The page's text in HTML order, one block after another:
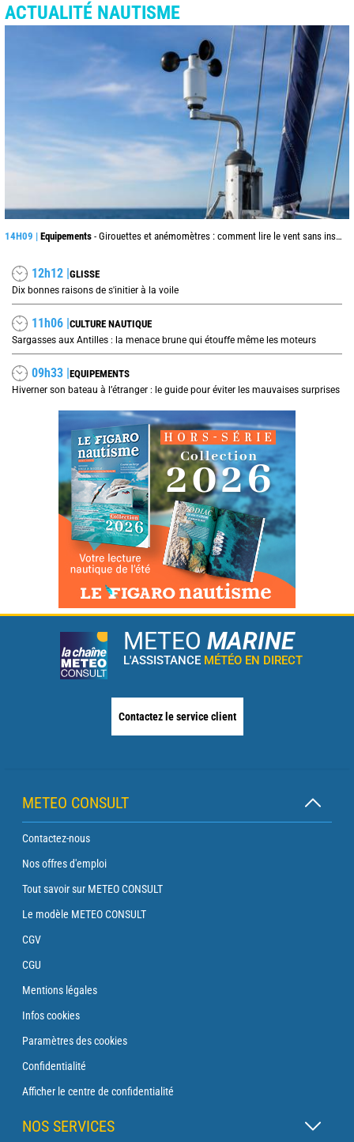
ACTUALITÉ NAUTISME
14H09 | Equipements - Girouettes et anémomètres : comment lire le vent sans instrument connecté
12h12 | GLISSE
Dix bonnes raisons de s'initier à la voile
11h06 | CULTURE NAUTIQUE
Sargasses aux Antilles : la menace brune qui étouffe même les moteurs
09h33 | EQUIPEMENTS
Hiverner son bateau à l’étranger : le guide pour éviter les mauvaises surprises
METEO MARINE
L'ASSISTANCE MÉTÉO EN DIRECT
Contactez le service client
METEO CONSULT
Contactez-nous
Nos offres d'emploi
Tout savoir sur METEO CONSULT
Le modèle METEO CONSULT
CGV
CGU
Mentions légales
Infos cookies
Paramètres des cookies
Confidentialité
Afficher le centre de confidentialité
NOS SERVICES